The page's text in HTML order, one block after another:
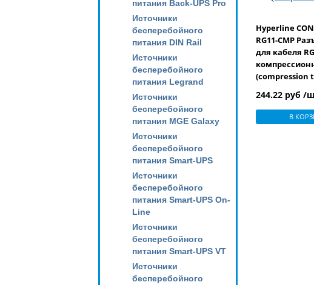
питания Back-UPS Pro
Источники
бесперебойного
питания DIN Rail
Источники
бесперебойного
питания Legrand
Источники
бесперебойного
питания MGE Galaxy
Источники
бесперебойного
питания Smart-UPS
Источники
бесперебойного
питания Smart-UPS On-
Line
Источники
бесперебойного
питания Smart-UPS VT
Источники
бесперебойного
Hyperline
RG11-CMP
для кабеля
(compression
244.22 руб /
В